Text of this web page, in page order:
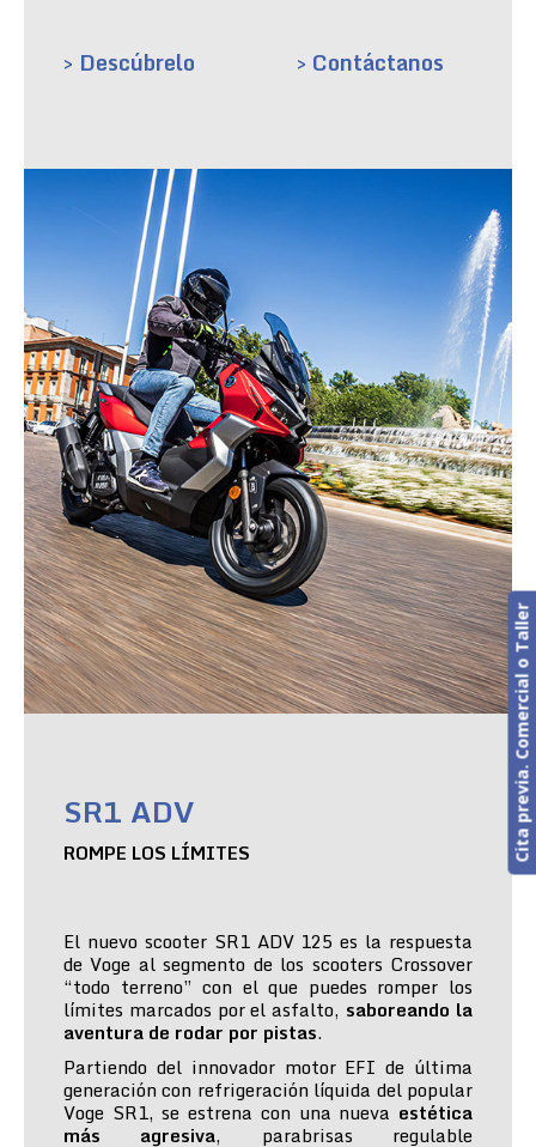
> Descúbrelo > Contáctanos
SR1 ADV
ROMPE LOS LÍMITES
El nuevo scooter SR1 ADV 125 es la respuesta
de Voge al segmento de los scooters Crossover
“todo terreno” con el que puedes romper los
límites marcados por el asfalto, saboreando la
aventura de rodar por pistas.
Partiendo del innovador motor EFI de última
generación con refrigeración líquida del popular
Voge SR1, se estrena con una nueva estética
más agresiva, parabrisas regulable
Cita previa. Comercial o Taller